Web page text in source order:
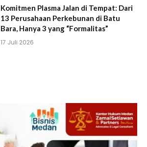
Komitmen Plasma Jalan di Tempat: Dari
13 Perusahaan Perkebunan di Batu
Bara, Hanya 3 yang “Formalitas”
17 Juli 2026